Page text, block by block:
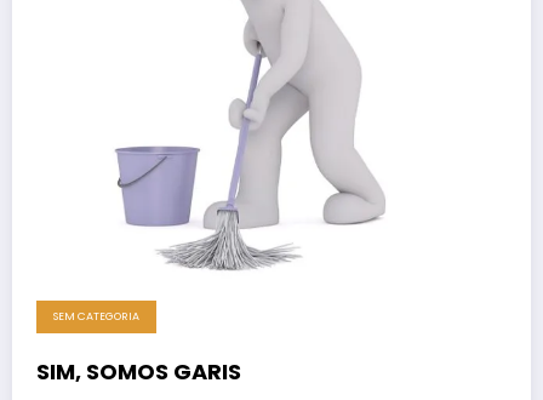
SEM CATEGORIA
SIM, SOMOS GARIS